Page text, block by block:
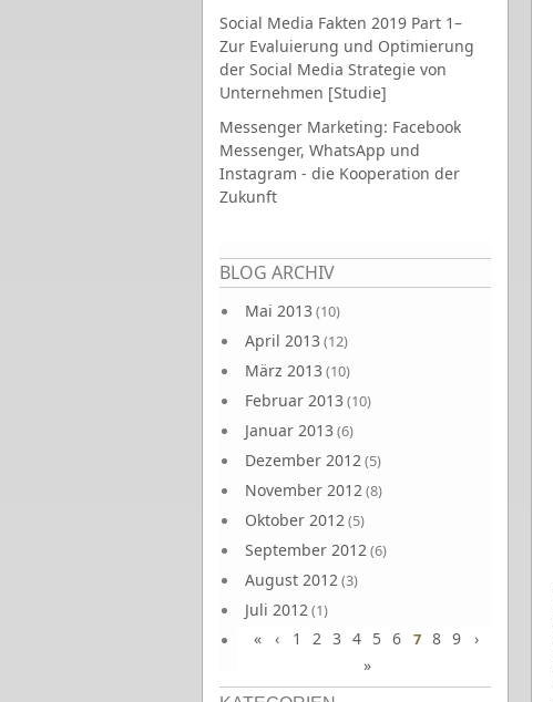
Social Media Fakten 2019 Part 1–
Zur Evaluierung und Optimierung
der Social Media Strategie von
Unternehmen [Studie]
Messenger Marketing: Facebook
Messenger, WhatsApp und
Instagram - die Kooperation der
Zukunft
BLOG ARCHIV
Mai 2013 (10)
April 2013 (12)
März 2013 (10)
Februar 2013 (10)
Januar 2013 (6)
Dezember 2012(5)
November 2012(8)
Oktober 2012(5)
September 2012(6)
August 2012(3)
Juli 2012(1)
Juni 2012(4)
Seiten
« ‹ 1 2 3 4 5 6 7 8 9
›
»